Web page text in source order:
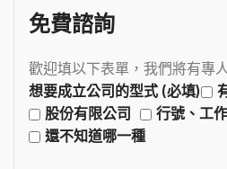
免費諮詢
歡迎填以下表單，我們將有專
想要成立公司的型式 (必填)
股份有限公司
行號、工
還不知道哪一種